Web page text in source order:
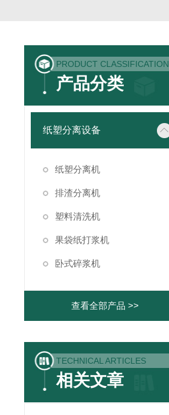
PRODUCT CLASSIFICATION
产品分类
纸塑分离设备
纸塑分离机
排渣分离机
塑料清洗机
果袋纸打浆机
卧式碎浆机
查看全部产品 >>
TECHNICAL ARTICLES
相关文章